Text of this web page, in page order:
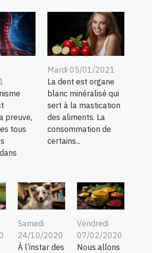
preuve,
tous
Mardi 05/01/2021
La dent est organe
blanc minéralisé qui
sert à la mastication
des aliments. La
consommation de
certains...
Samedi
24/10/2020
À l’instar des
Vendredi
07/02/2020
Nous allons